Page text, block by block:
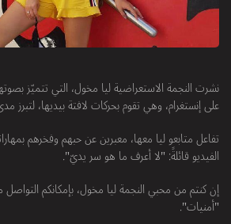
نشرت النجمة الاستعراضية ليا مخول، التي تتميّز
على إنستغرام، وهي تقوم بحركات لافتة بيديها، لتبرز
تفاعل متابعو ليا معها، معبرين عن حبهم وفخرهم
الفيديو قائلةً: "لا أعرف ما هو سر يديّ".
إن كنتم من محبي النجمة ليا مخول، بإمكانكم التواصل
"أمنيات".